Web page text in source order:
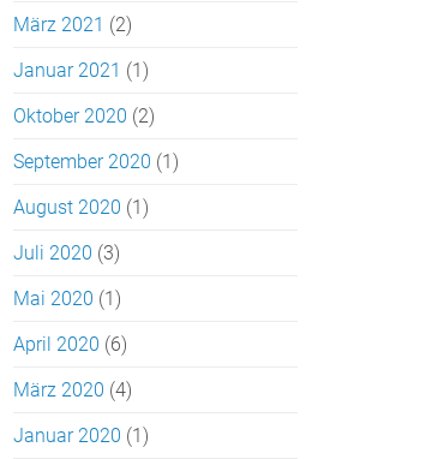
März 2021 (2)
Januar 2021 (1)
Oktober 2020 (2)
September 2020 (1)
August 2020 (1)
Juli 2020 (3)
Mai 2020 (1)
April 2020 (6)
März 2020 (4)
Januar 2020 (1)